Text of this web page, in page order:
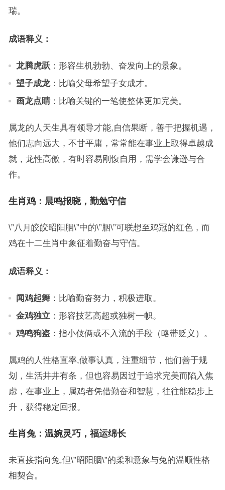
瑞。
成语释义：
龙腾虎跃：形容生机勃勃、奋发向上的景象。
望子成龙：比喻父母希望子女成才。
画龙点睛：比喻关键的一笔使整体更加完美。
属龙的人天生具有领导才能,自信果断，善于把握机遇，
他们志向远大，不甘平庸，常常能在事业上取得卓越成
就，龙性高傲，有时容易刚愎自用，需学会谦逊与合
作。
生肖鸡：晨鸣报晓，勤勉守信
\”八月皎皎昭阳胭\”中的\”胭\”可联想至鸡冠的红色，而
鸡在十二生肖中象征着勤奋与守信。
成语释义：
闻鸡起舞：比喻勤奋努力，积极进取。
金鸡独立 ：形容技艺高超或独树一帜。
鸡鸣狗盗：指小伎俩或不入流的手段（略带贬义）。
属鸡的人性格直率,做事认真，注重细节，他们善于规
划，生活井井有条，但也容易因过于追求完美而陷入焦
虑，在事业上，属鸡者凭借勤奋和智慧，往往能稳步上
升，获得稳定回报。
生肖兔：温婉灵巧，福运绵长
未直接指向兔,但\”昭阳胭\”的柔和意象与兔的温顺性格
相契合。